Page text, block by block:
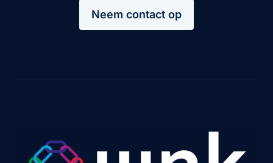
Neem contact op